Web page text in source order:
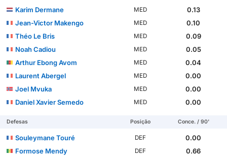
Karim Dermane
MED
0.13
Jean-Victor Makengo
MED
0.10
Théo Le Bris
MED
0.09
Noah Cadiou
MED
0.05
Arthur Ebong Avom
MED
0.04
Laurent Abergel
MED
0.00
Joel Mvuka
MED
0.00
Daniel Xavier Semedo
MED 0.00
Defesas Posição Conce. / 90'
Souleymane Touré DEF
0.00
Formose Mendy
DEF
0.66